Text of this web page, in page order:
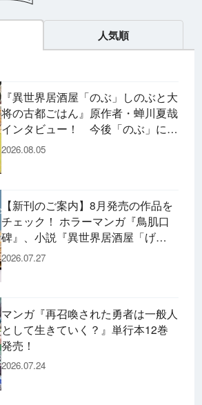
人気順
『異世界居酒屋「のぶ」しのぶと大
将の古都ごはん』原作者・蝉川夏哉
インタビュー！ 今後「のぶ」に登
場するメニューは……!?
2026.08.05
【新刊のご案内】8月発売の作品を
チェック！ ホラーマンガ『鳥肌口
碑』、小説『異世界居酒屋「げ
ん」』、文庫『カエル男 完結編』
などずらり！
2026.07.27
マンガ『再召喚された勇者は一般人
として生きていく？』単行本12巻
発売！
2026.07.24